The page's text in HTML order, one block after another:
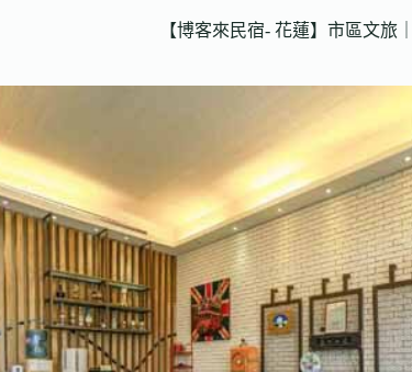
【博客來民宿- 花蓮】市區文